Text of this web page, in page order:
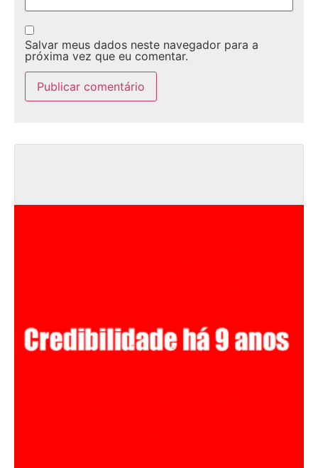
Salvar meus dados neste navegador para a
próxima vez que eu comentar.